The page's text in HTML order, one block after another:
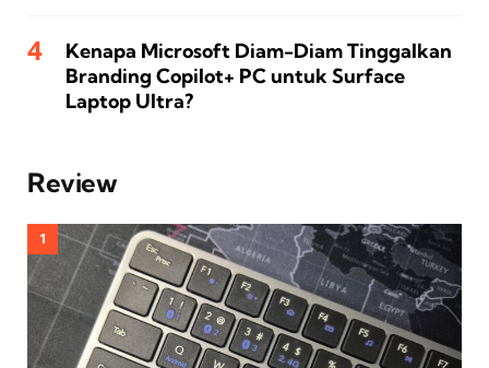
Kenapa Microsoft Diam-Diam Tinggalkan
Branding Copilot+ PC untuk Surface
Laptop Ultra?
Review